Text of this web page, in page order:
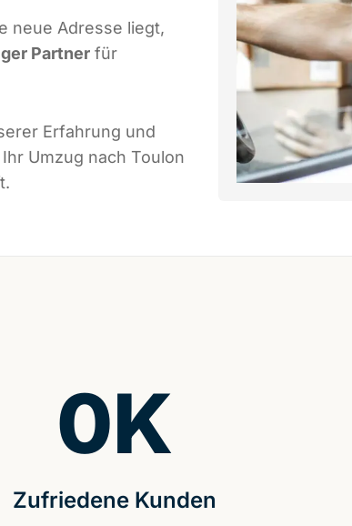
neue Adresse liegt,
Partner für
Erfahrung und
Umzug nach Toulon
Zufriedene Kunden
0K